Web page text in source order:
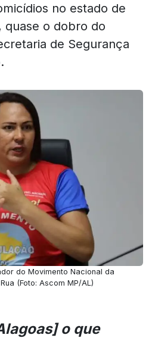
no estado de
quase o dobro do
de Segurança
do Movimento Nacional da
(Foto: Ascom MP/AL)
o que